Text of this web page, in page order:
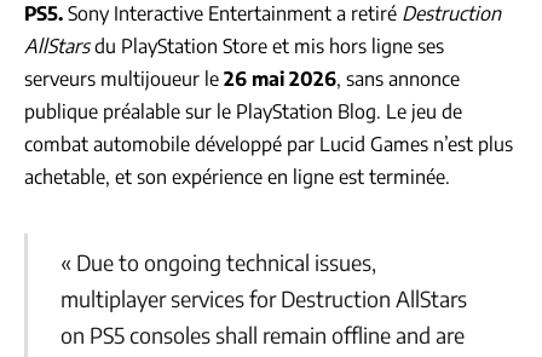
PS5. Sony Interactive Entertainment a retiré Destruction
AllStarsdu PlayStation Store et mis hors ligne ses
serveurs multijoueur le 26 mai 2026, sans annonce
publique préalable sur le PlayStation Blog. Le jeu de
combat automobile développé par Lucid Games n’est plus
achetable, et son expérience en ligne est terminée.
« Due to ongoing technical issues,
multiplayer services for Destruction AllStars
on PS5 consoles shall remain offline and are